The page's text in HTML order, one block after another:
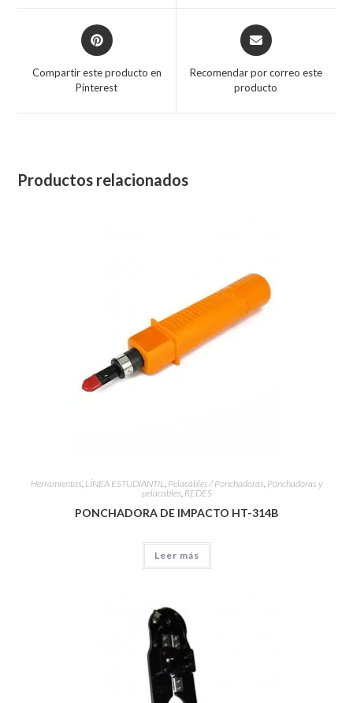
Compartir este producto en
Pinterest
Recomendar por correo este
producto
Productos relacionados
Herramientas, LÍNEA ESTUDIANTIL, Pelacables / Ponchadoras, Ponchadoras y
pelacables, REDES
PONCHADORA DE IMPACTO HT-314B
Leer más